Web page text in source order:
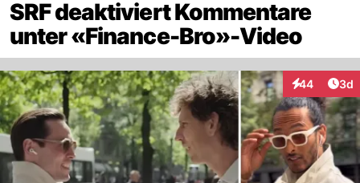
SRF deaktiviert Kommentare
unter «Finance-Bro»-Video
44
Interaktionen
3d